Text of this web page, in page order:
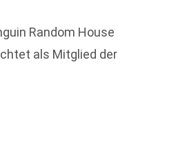
Random House
als Mitglied der